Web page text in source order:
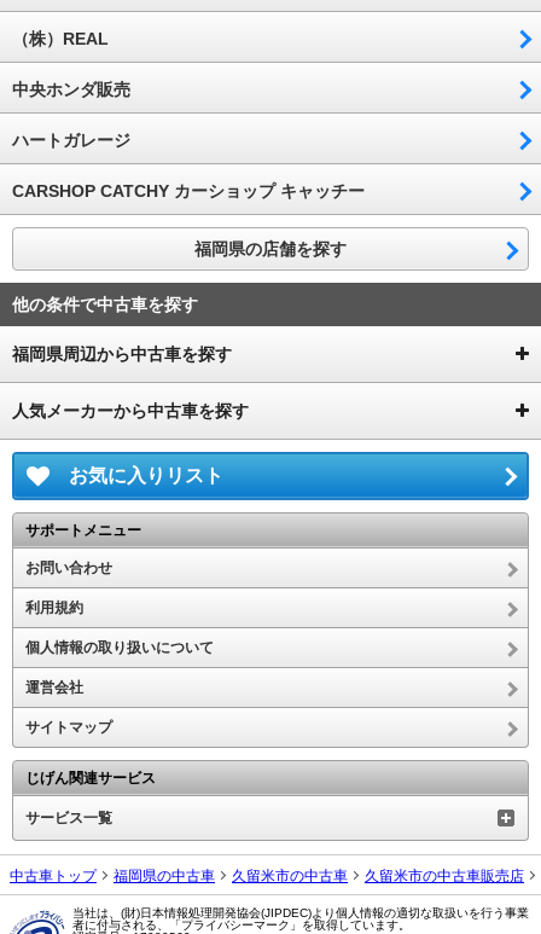
（株）REAL
中央ホンダ販売
ハートガレージ
CARSHOP CATCHY カーショップ キャッチー
福岡県の店舗を探す
他の条件で中古車を探す
福岡県周辺から中古車を探す
人気メーカーから中古車を探す
お気に入りリスト
サポートメニュー
お問い合わせ
利用規約
個人情報の取り扱いについて
運営会社
サイトマップ
じげん関連サービス
サービス一覧
中古車トップ 福岡県の中古車 久留米市の中古車 久留米市の中古車販売店
当社は、(財)日本情報処理開発協会(JIPDEC)より個人情報の適切な取扱いを行う事業
者に付与される、「プライバシーマーク」を取得しています。